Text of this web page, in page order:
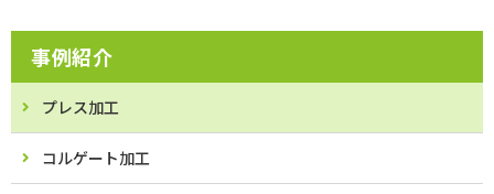
事例紹介
プレス加工
コルゲート加工